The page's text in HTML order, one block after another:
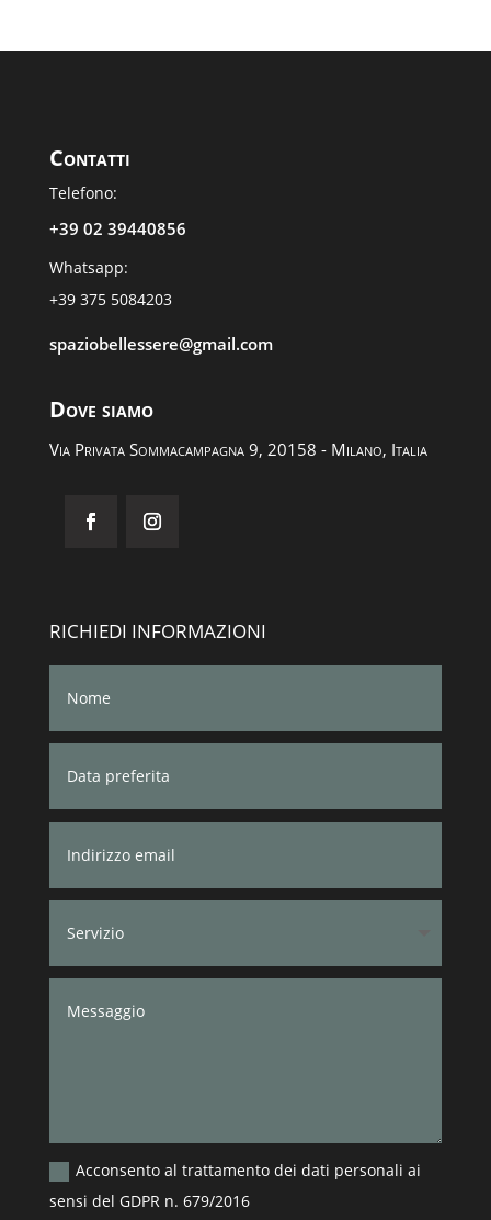
Contatti
Telefono:
+39 02 39440856
Whatsapp:
+39 375 5084203
spaziobellessere@gmail.com
Dove siamo
Via Privata Sommacampagna 9, 20158 - Milano, Italia
RICHIEDI INFORMAZIONI
Acconsento al trattamento dei dati personali ai
sensi del GDPR n. 679/2016